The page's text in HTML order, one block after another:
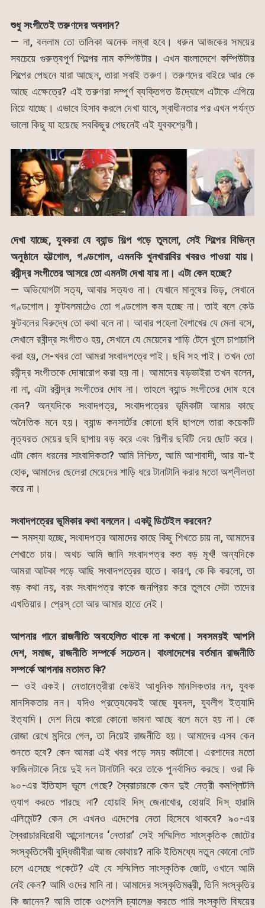
শুধু সংগীতেই তরুণদের অবদান?
— না, বললাম তো তালিকা অনেক লম্বা হবে। ধরুন আজকের সময়ের
সবচেয়ে গুরুত্বপূর্ণ শিল্পের নাম কম্পিউটার। এখন বাংলাদেশে কম্পিউটার
শিল্পের পেছনে যারা আছেন, তারা সবাই তরুণ। তরুণদের বাইরে আর কে
আছে এক্ষেত্রে? এই তরুণরা সম্পূর্ণ ব্যক্তিগত উদ্যোগে এটাকে এগিয়ে
নিয়ে যাচ্ছে। এভাবে হিসাব করলে দেখা যাবে, স্বাধীনতার পর এখন পর্যন্ত
ভালো কিছু যা হয়েছে সবকিছুর পেছনেই এই যুবকশ্রেণী।
দেখা যাচ্ছে, যুবকরা যে ব্যান্ড শিল্প গড়ে তুললো, সেই শিল্পের বিভিন্ন
অনুষ্ঠানে হট্টগোল, গণ্ডগোল, এমনকি খুনখারাবির খবরও পাওয়া যায়।
রবীন্দ্র সংগীতের আসরে তো এমনটা দেখা যায় না। এটা কেন হচ্ছে?
— অভিযোগটা সত্য, আবার সত্যও না। যেখানে মানুষের ভিড়, সেখানে
গণ্ডগোল। ফুটবলমাঠেও তো গণ্ডগোল কম হচ্ছে না। তাই বলে কেউ
ফুটবলের বিরুদ্ধে তো কথা বলে না। আবার পহেলা বৈশাখের যে মেলা বসে,
সেখানে রবীন্দ্র সংগীতও হয়, সেখানে যে মেয়েদের শাড়ি টেনে খুলে চাপাচাপি
করা হয়, সে-খবর তো আমরা সংবাদপত্রে পাই। ছবি সহ পাই। তখন তো
রবীন্দ্র সংগীতকে দোষারোপ করা হয় না। আমাদের বড়ভাইরা তখন বলেন,
না না, এটা রবীন্দ্র সংগীতের দোষ না। তাহলে ব্যান্ড সংগীতের দোষ হবে
কেন? অন্যদিকে সংবাদপত্র, সংবাদপত্রের ভূমিকাটা আমার কাছে
অনৈতিক মনে হয়। ব্যান্ড কনসার্টের কোনো ছবি ছাপলে তারা কয়েকটি
নৃত্যরত মেয়ের ছবি ছাপায় বড় করে এবং শিল্পীর ছবিটি দেয় ছোট করে।
এটা কোন ধরনের সাংবাদিকতা? আমি নিশ্চিত, আমি আশাবাদী, আর যা-ই
হোক, আমাদের ছেলেরা মেয়েদের শাড়ি ধরে টানাটানি করার মতো অশ্লীলতা
করে না।
সংবাদপত্রের ভূমিকার কথা বললেন। একটু ডিটেইল করবেন?
— সমস্যা হচ্ছে, সংবাদপত্র আমাদের কাছে কিছু শিখতে চায় না, আমাদের
শেখাতে চায়। অথচ আমি জানি সংবাদপত্র কত বড় মূর্খ! অন্যদিকে
আমরা আটকা পড়ে আছি সংবাদপত্রের হাতে। কারণ, কে কি করলো, তা
বড় কথা নয়, বরং সংবাদপত্র কাকে জনপ্রিয় করে তুলবে সেটা তাদের
এখতিয়ার। প্রেস্ তো আর আমার হাতে নেই।
আপনার গানে রাজনীতি অবহেলিত থাকে না কখনো। সবসময়ই আপনি
দেশ, সমাজ, রাজনীতি সম্পর্কে সচেতন। বাংলাদেশের বর্তমান রাজনীতি
সম্পর্কে আপনার মতামত কি?
— ওই একই। নেতানেত্রীরা কেউই আধুনিক মানসিকতার নন, যুবক
মানসিকতার নন। যদিও প্রত্যেকেরই আছে যুবদল, যুবলীগ ইত্যাদি
ইত্যাদি। দেশ নিয়ে কারো কোনো ভাবনা আছে বলে মনে হয় না। কে
রোজা রেখে মন্দিরে গেল, তা নিয়েই রাজনীতি হয়। আমাদের এসব কেন
শুনতে হবে? কেন আমরা এই খবর পড়ে সময় কাটাবো। এরশাদের মতো
ফাজিলটাকে নিয়ে দুই দল টানাটানি করে তাকে পুনর্বাসিত করছে। ওরা কি
৯০-এর ইতিহাস ভুলে গেছে? স্বৈরাচারকে কেন দুই নেত্রী কমপ্লিটলি
ত্যাগ করতে পারছে না? হোয়াই দিস্ জেনাখোর, হোয়াই দিস্ হারামি
এলিমেন্ট? কেন সে এখনও এদেশের নেতা হিসেবে থাকবে? ৯০-এর
স্বৈরাচারবিরোধী আন্দোলনের ‘নেতারা’ সেই সম্মিলিত সাংস্কৃতিক জোটের
সংস্কৃতিসেবী বুদ্ধিজীবীরা আজ কোথায়? নাকি ইতিমধ্যে নতুন কোনো নোট
চলে এসেছে পকেটে? এই যে সম্মিলিত সাংস্কৃতিক জোট, ওখানে আমি
নেই কেন? আমি ওদের মানি না। আমাদের সংস্কৃতিমন্ত্রী, তিনি সংস্কৃতির
কি জানেন? আমি তাকে ওপেনলি চ্যালেঞ্জ করতে পারি সংস্কৃতি বিষয়ের